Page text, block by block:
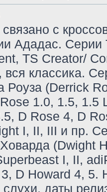
с
Ададас. Серии
TS Creator/
вся классика.
Роуза (Derrick
1.0, 1.5, 1.5
D Rose 4, D
I, II, III и пр.
(Dwight
I, II,
D Howard 4, 5.
слухи, даты